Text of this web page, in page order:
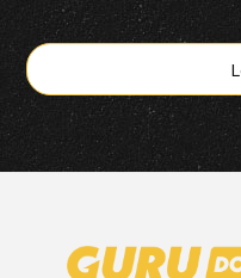
modelos eletrificados
segmento, aponta a